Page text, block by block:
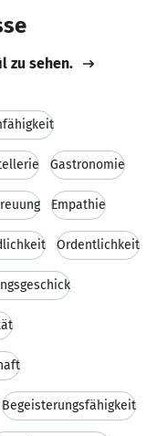
zu sehen.
Gastronomie
Empathie
Ordentlichkeit
Begeisterungsfähigkeit